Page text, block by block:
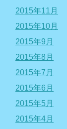
2015年11月
2015年10月
2015年9月
2015年8月
2015年7月
2015年6月
2015年5月
2015年4月